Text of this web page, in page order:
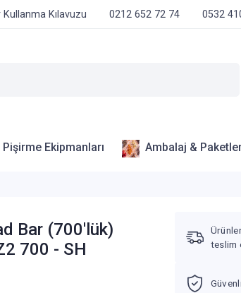
Kullanma Kılavuzu 0212 652 72 74 0532
Pişirme Ekipmanları Ambalaj &
Bar (700'lük)
700 - SH
teslim